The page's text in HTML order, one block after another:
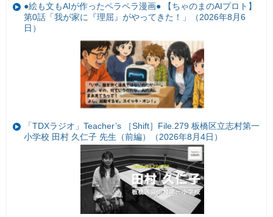
●絵も文もAIが作ったペラペラ漫画● 【ちゃのまのAIプロト】
第0話「我が家に『理屈』がやってきた！」（2026年8月6
日）
「TDXラジオ」Teacher’s ［Shift］File.279 板橋区立志村第一
小学校 田村 久仁子 先生（前編）（2026年8月4日）